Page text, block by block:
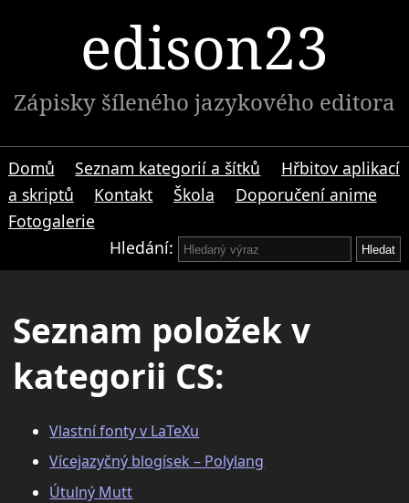
edison23
Zápisky šíleného jazykového editora
Domů Seznam kategorií a šítků
Hřbitov aplikací
a skriptů
Kontakt Škola
Doporučení anime
Fotogalerie
Hledání:
Seznam položek v
kategorii CS:
Vlastní fonty v LaTeXu
Vícejazyčný blogísek – Polylang
Útulný Mutt